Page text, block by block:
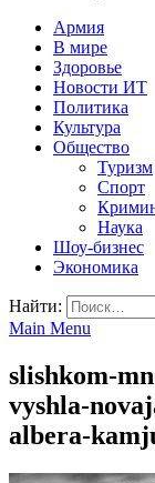
Армия
В мире
Здоровье
Новости ИТ
Политика
Культура
Общество
Туризм
Спорт
Наука
Шоу-бизнес
Экономика
Найти:
Main Menu
slishkom-
vyshla-
albera-